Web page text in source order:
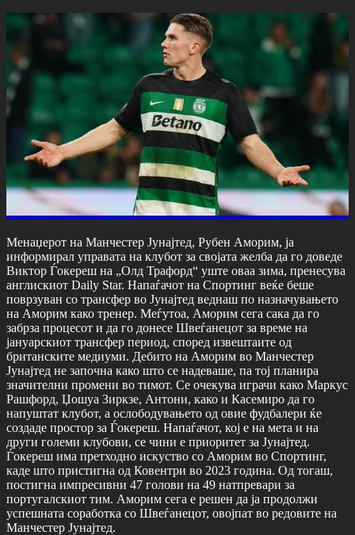
Менаџерот на Манчестер Јунајтед, Рубен Аморим, ја
информирал управата на клубот за својата желба да го доведе
Виктор Ѓокереш на „Олд Трафорд“ уште оваа зима, пренесува
англискиот Daily Star. Напаѓачот на Спортинг веќе беше
поврзуван со трансфер во Јунајтед веднаш по назначувањето
на Аморим како тренер. Меѓутоа, Аморим сега сака да го
забрза процесот и да го донесе Швеѓанецот за време на
јануарскиот трансфер период, според извештаите од
британските медиуми. Дебито на Аморим во Манчестер
Јунајтед не започна како што се надеваше, па тој планира
значителни промени во тимот. Се очекува играчи како Маркус
Рашфорд, Џошуа Зиркзе, Антони, како и Касемиро да го
напуштат клубот, а ослободувањето од овие фудбалери ќе
создаде простор за Ѓокереш. Напаѓачот, кој е на мета и на
други големи клубови, се чини е приоритет за Јунајтед.
Ѓокереш има претходно искуство со Аморим во Спортинг,
каде што пристигна од Ковентри во 2023 година. Од тогаш,
постигна импресивни 47 голови на 49 натпревари за
португалскиот тим. Аморим сега е решен да ја продолжи
успешната соработка со Швеѓанецот, овојпат во редовите на
Манчестер Јунајтед.